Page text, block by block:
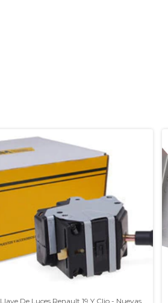
Llave De Luces Renault 19 Y Clio - Nuevas